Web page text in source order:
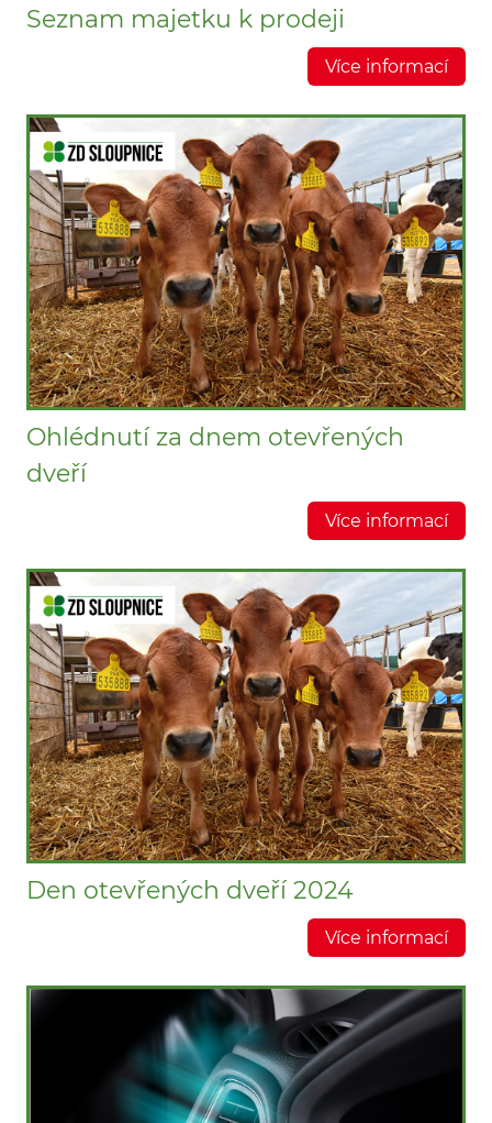
Seznam majetku k prodeji
Více informací
Ohlédnutí za dnem otevřených
dveří
Více informací
Den otevřených dveří 2024
Více informací